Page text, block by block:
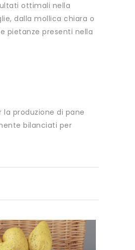
ottimali nella
dalla mollica chiara o
pietanze presenti nella
produzione di pane
bilanciati per